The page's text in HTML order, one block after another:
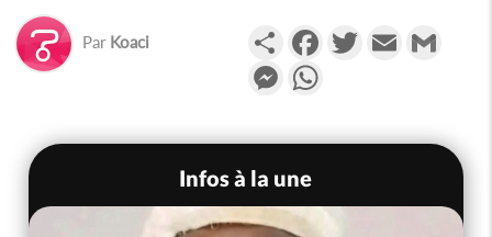
Par Koaci PartagerFacebookTwitterEmail
Messenger
Infos à la une